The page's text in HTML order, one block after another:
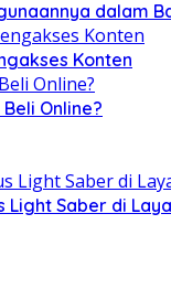
dalam
Konten
Online?
Saber di